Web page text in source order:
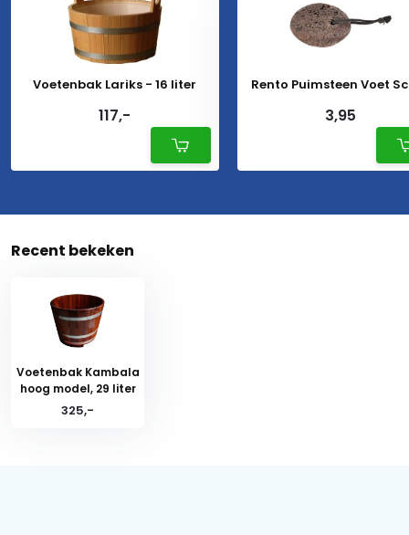
Voetenbak Lariks - 16 liter
117,-
Rento Puimsteen Voet
3,95
Recent bekeken
Voetenbak Kambala
hoog model, 29 liter
325,-